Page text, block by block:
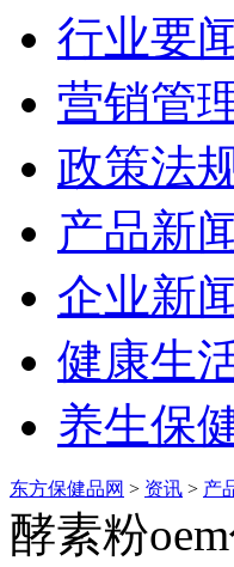
行业要
营销管
政策法
产品新
企业新
健康生
养生保
东方保健品网 > 资讯 > 产
酵素粉